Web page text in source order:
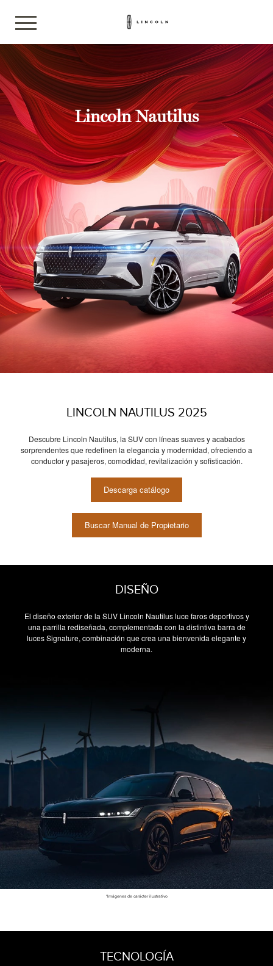
Lincoln Nautilus
LINCOLN NAUTILUS 2025
Descubre Lincoln Nautilus, la SUV con líneas suaves y acabados
sorprendentes que redefinen la elegancia y modernidad, ofreciendo a
conductor y pasajeros, comodidad, revitalización y sofisticación.
Descarga catálogo
Buscar Manual de Propietario
DISEÑO
El diseño exterior de la SUV Lincoln Nautilus luce faros deportivos y
una parrilla rediseñada, complementada con la distintiva barra de
luces Signature, combinación que crea una bienvenida elegante y
moderna.
*Imágenes de carácter ilustrativo
TECNOLOGÍA